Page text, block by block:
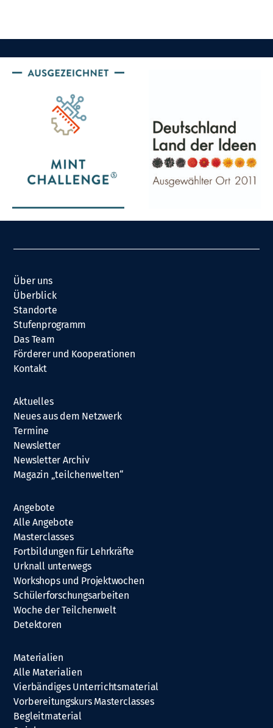
Über uns
Überblick
Standorte
Stufenprogramm
Das Team
Förderer und Kooperationen
Kontakt
Aktuelles
Neues aus dem Netzwerk
Termine
Newsletter
Newsletter Archiv
Magazin „teilchenwelten“
Angebote
Alle Angebote
Masterclasses
Fortbildungen für Lehrkräfte
Urknall unterwegs
Workshops und Projektwochen
Schülerforschungsarbeiten
Woche der Teilchenwelt
Detektoren
Materialien
Alle Materialien
Vierbändiges Unterrichtsmaterial
Vorbereitungskurs Masterclasses
Begleitmaterial